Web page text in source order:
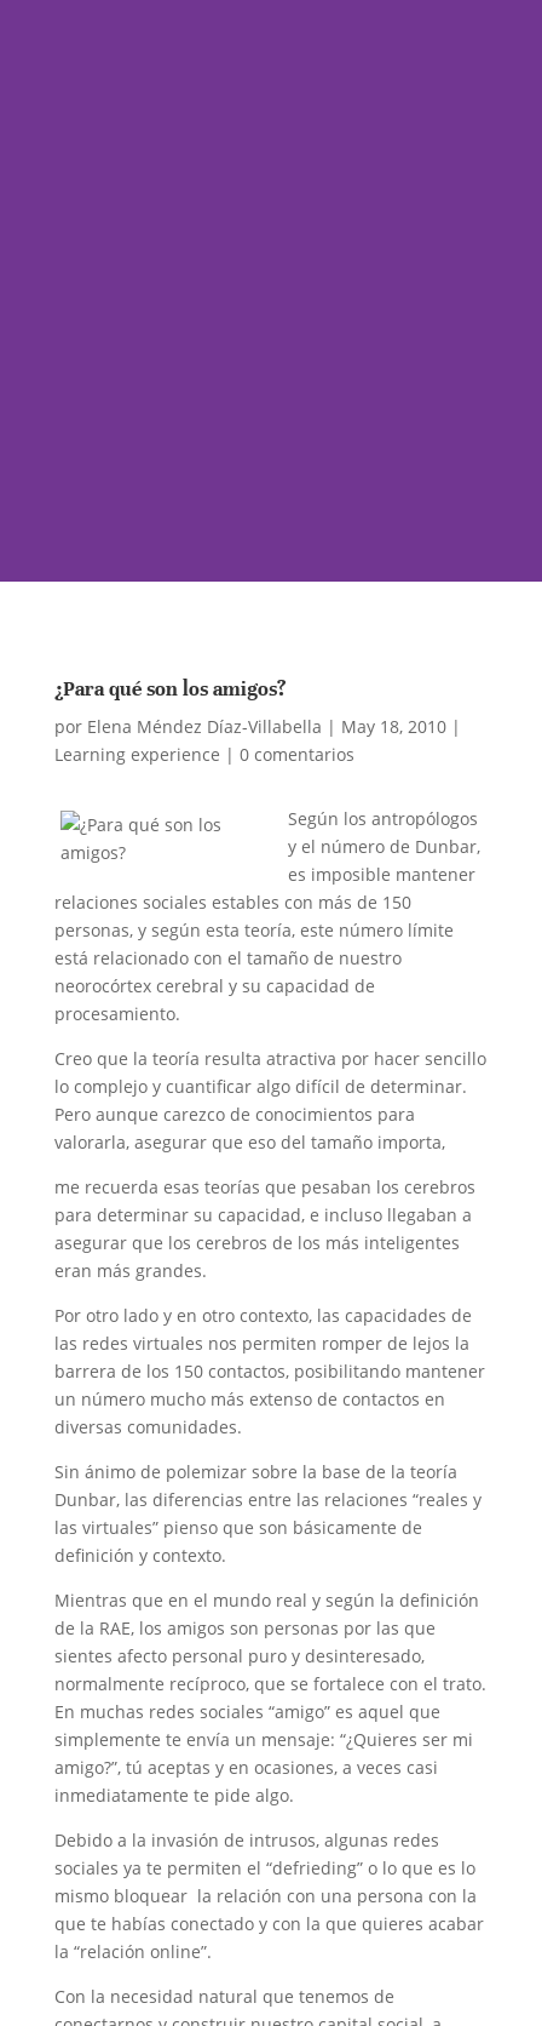
¿Para qué son los amigos?
por Elena Méndez Díaz-Villabella | May 18, 2010|
Learning experience | 0 comentarios
Según los antropólogos
y el número de Dunbar,
es imposible mantener
relaciones sociales estables con más de 150
personas, y según esta teoría, este número límite
está relacionado con el tamaño de nuestro
neorocórtex cerebral y su capacidad de
procesamiento.
Creo que la teoría resulta atractiva por hacer sencillo
lo complejo y cuantificar algo difícil de determinar.
Pero aunque carezco de conocimientos para
valorarla, asegurar que eso del tamaño importa,
me recuerda esas teorías que pesaban los cerebros
para determinar su capacidad, e incluso llegaban a
asegurar que los cerebros de los más inteligentes
eran más grandes.
Por otro lado y en otro contexto, las capacidades de
las redes virtuales nos permiten romper de lejos la
barrera de los 150 contactos, posibilitando mantener
un número mucho más extenso de contactos en
diversas comunidades.
Sin ánimo de polemizar sobre la base de la teoría
Dunbar, las diferencias entre las relaciones “reales y
las virtuales” pienso que son básicamente de
definición y contexto.
Mientras que en el mundo real y según la definición
de la RAE, los amigos son personas por las que
sientes afecto personal puro y desinteresado,
normalmente recíproco, que se fortalece con el trato.
En muchas redes sociales “amigo” es aquel que
simplemente te envía un mensaje: “¿Quieres ser mi
amigo?”, tú aceptas y en ocasiones, a veces casi
inmediatamente te pide algo.
Debido a la invasión de intrusos, algunas redes
sociales ya te permiten el “defrieding” o lo que es lo
mismo bloquear la relación con una persona con la
que te habías conectado y con la que quieres acabar
la “relación online”.
Con la necesidad natural que tenemos de